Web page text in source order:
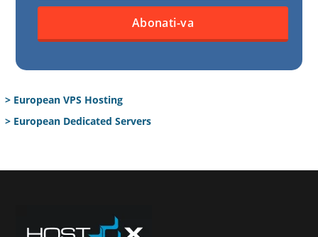
> European VPS Hosting
> European Dedicated Servers